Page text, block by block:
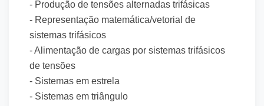
- Produção de tensões alternadas trifásicas
- Representação matemática/vetorial de
sistemas trifásicos
- Alimentação de cargas por sistemas trifásicos
de tensões
- Sistemas em estrela
- Sistemas em triângulo